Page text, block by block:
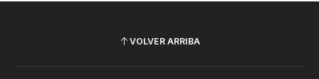
VOLVER ARRIBA